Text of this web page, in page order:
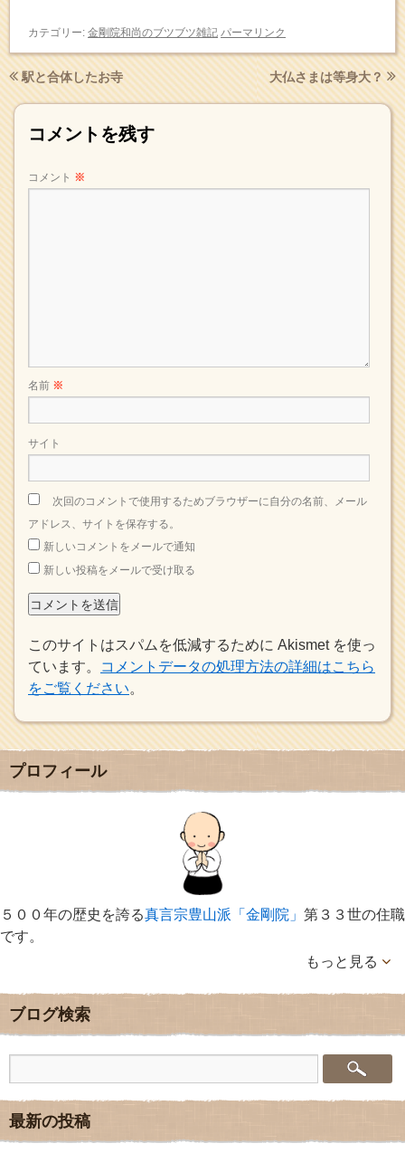
カテゴリー: 金剛院和尚のブツブツ雑記 パーマリンク
駅と合体したお寺 大仏さまは等身大？
コメントを残す
コメント ※
名前 ※
サイト
次回のコメントで使用するためブラウザーに自分の名前、メール
アドレス、サイトを保存する。
新しいコメントをメールで通知
新しい投稿をメールで受け取る
このサイトはスパムを低減するために Akismet を使っ
ています。
コメントデータの処理方法の詳細はこちら
をご覧ください。
プロフィール
５００年の歴史を誇る真言宗豊山派「金剛院」 第３３世の住職
です。
もっと見る
ブログ検索
最新の投稿